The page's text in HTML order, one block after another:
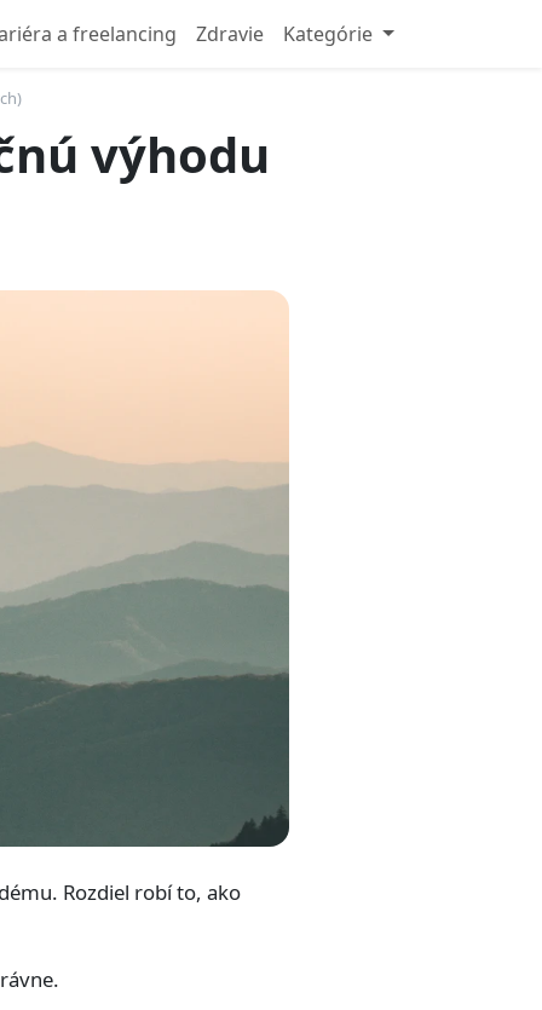
a freelancing Zdravie Kategórie
výhodu
Rozdiel robí to, ako